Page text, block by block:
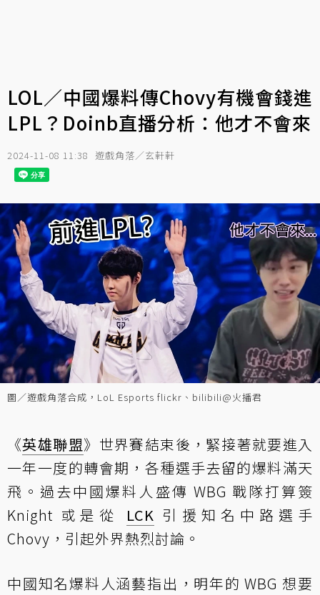
LOL／中國爆料傳Chovy有機會錢進
LPL？Doinb直播分析：他才不會來
2024-11-08 11:38 遊戲角落／玄軒軒
圖／遊戲角落合成，LoL Esports flickr、bilibili@火播君
《英雄聯盟》世界賽結束後，緊接著就要進入
一年一度的轉會期，各種選手去留的爆料滿天
飛。過去中國爆料人盛傳 WBG 戰隊打算簽
Knight 或是從 LCK 引援知名中路選手
Chovy，引起外界熱烈討論。
中國知名爆料人涵藝指出，明年的 WBG 想要